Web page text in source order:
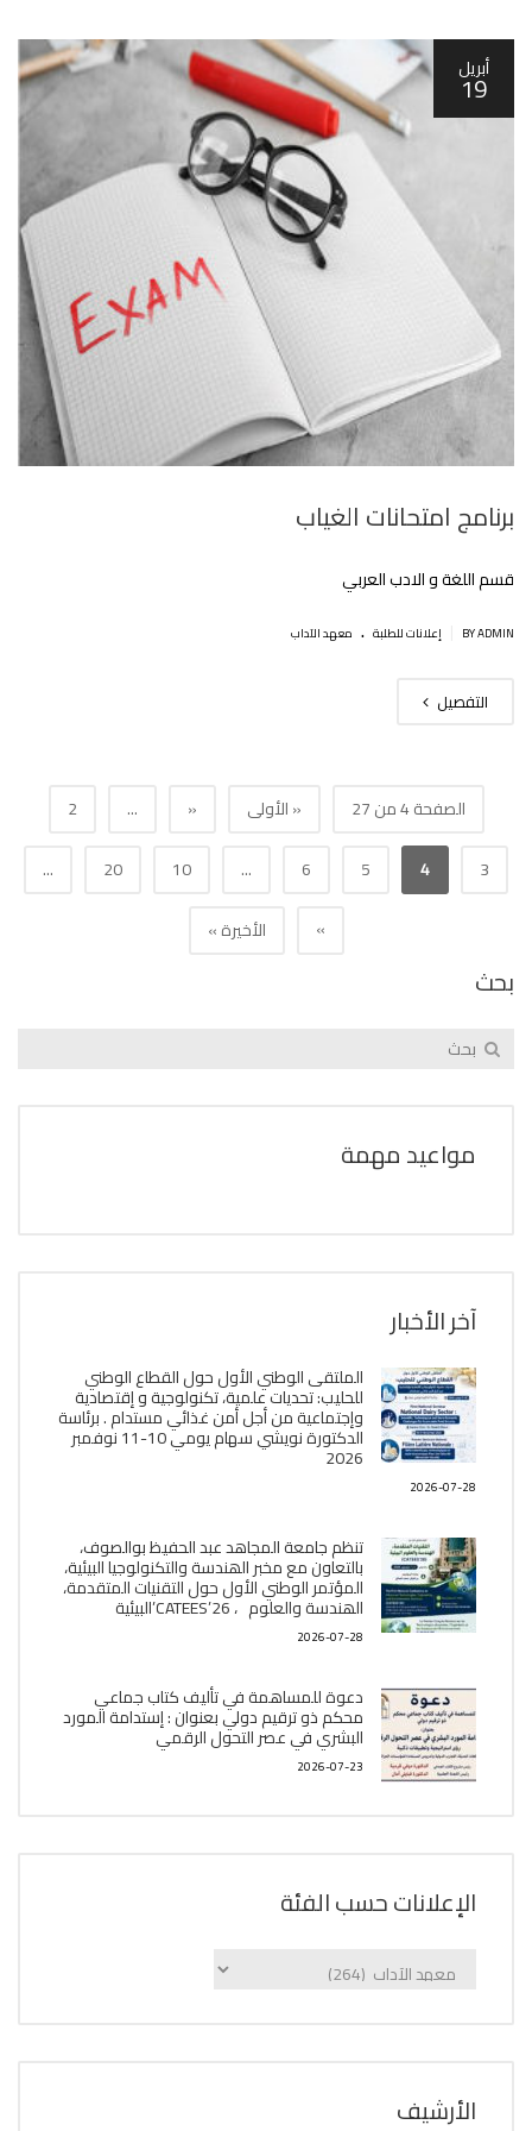
أبريل
19
برنامج امتحانات الغياب
قسم اللغة و الادب العربي
BY ADMIN إعلانات للطلبة . معهد الآداب
التفصيل
الصفحة 4 من 27 « الأولى «
...
2
3
4
5
6
...
10
20
...
»
الأخيرة »
بحث
مواعيد مهمة
آخر الأخبار
الملتقى الوطني الأول حول القطاع الوطني
للحليب: تحديات علمية، تكنولوجية و إقتصادية
وإجتماعية من أجل أمن غذائي مستدام . برئاسة
الدكتورة نويشي سهام يومي 10-11 نوفمبر
2026
2026-07-28
تنظم جامعة المجاهد عبد الحفيظ بوالصوف،
بالتعاون مع مخبر الھندسة والتكنولوجيا البیئیة،
المؤتمر الوطني الأول حول التقنيات المتقدمة،
الھندسة والعلوم ، CATEES’26’البیئية
2026-07-28
دعوة للمساهمة في تأليف كتاب جماعي
محكم ذو ترقيم دولي بعنوان : إستدامة المورد
البشري في عصر التحول الرقمي
2026-07-23
الإعلانات حسب الفئة
الإعلانات
اﻷرشيف